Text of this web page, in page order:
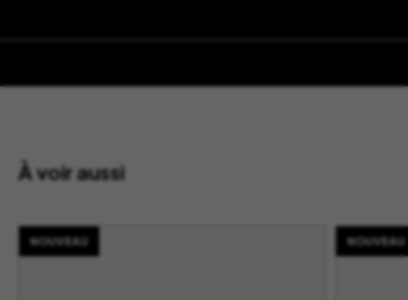
À voir aussi
NOUVEAU NOUVEAU